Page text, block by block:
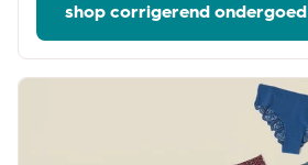
shop corrigerend ondergoed